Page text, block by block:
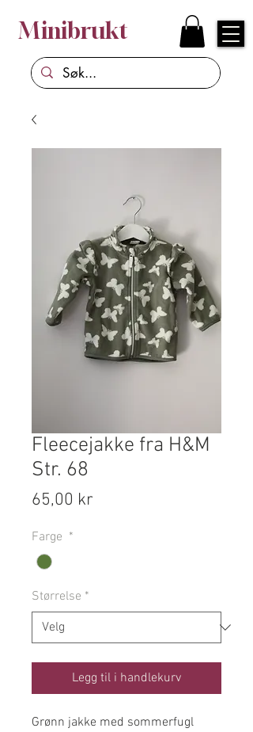
Minibrukt
Fleecejakke fra H&M
Str. 68
65,00 kr
Farge *
Størrelse *
Legg til i handlekurv
Grønn jakke med sommerfugl